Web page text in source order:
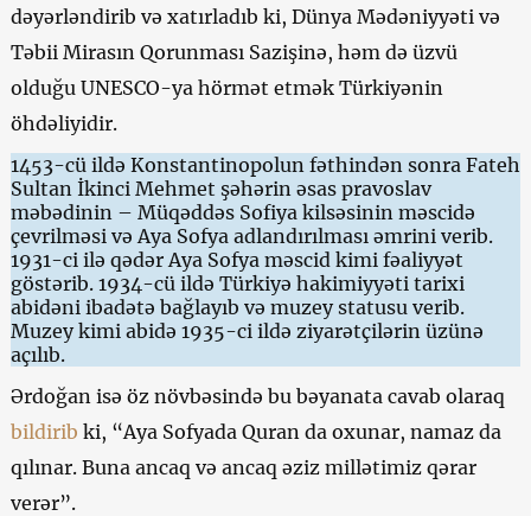
dəyərləndirib və xatırladıb ki, Dünya Mədəniyyəti və
Təbii Mirasın Qorunması Sazişinə, həm də üzvü
olduğu UNESCO-ya hörmət etmək Türkiyənin
öhdəliyidir.
1453-cü ildə Konstantinopolun fəthindən sonra Fateh
Sultan İkinci Mehmet şəhərin əsas pravoslav
məbədinin – Müqəddəs Sofiya kilsəsinin məscidə
çevrilməsi və Aya Sofya adlandırılması əmrini verib.
1931-ci ilə qədər Aya Sofya məscid kimi fəaliyyət
göstərib. 1934-cü ildə Türkiyə hakimiyyəti tarixi
abidəni ibadətə bağlayıb və muzey statusu verib.
Muzey kimi abidə 1935-ci ildə ziyarətçilərin üzünə
açılıb.
Ərdoğan isə öz növbəsində bu bəyanata cavab olaraq
bildirib ki, “Aya Sofyada Quran da oxunar, namaz da
qılınar. Buna ancaq və ancaq əziz millətimiz qərar
verər”.